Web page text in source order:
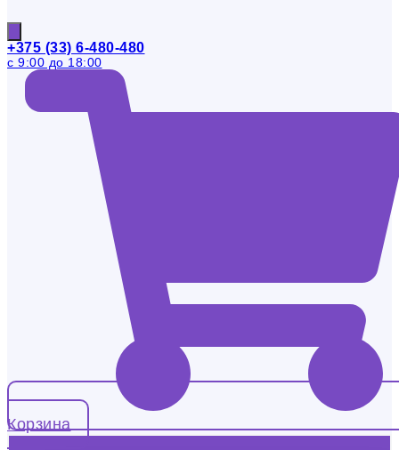
+375 (33) 6-480-480
с 9:00 до 18:00
Корзина